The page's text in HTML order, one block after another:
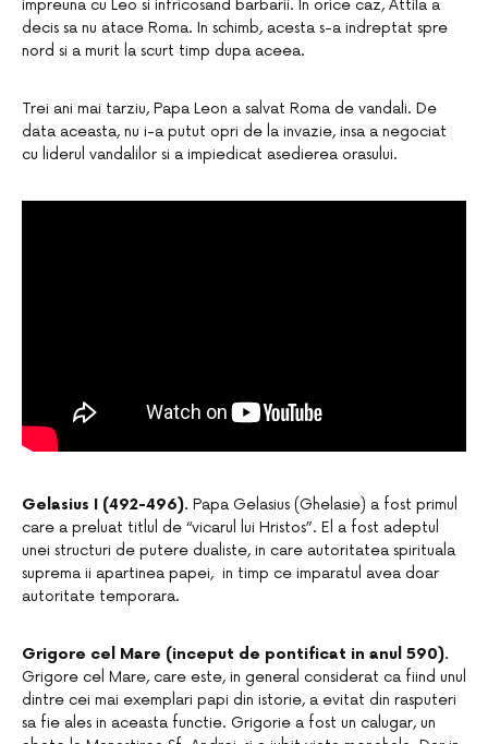
impreuna cu Leo si infricosand barbarii. In orice caz, Attila a
decis sa nu atace Roma. In schimb, acesta s-a indreptat spre
nord si a murit la scurt timp dupa aceea.
Trei ani mai tarziu, Papa Leon a salvat Roma de vandali. De
data aceasta, nu i-a putut opri de la invazie, insa a negociat
cu liderul vandalilor si a impiedicat asedierea orasului.
Gelasius I (492-496). Papa Gelasius (Ghelasie) a fost primul
care a preluat titlul de “vicarul lui Hristos”. El a fost adeptul
unei structuri de putere dualiste, in care autoritatea spirituala
suprema ii apartinea papei, in timp ce imparatul avea doar
autoritate temporara.
Grigore cel Mare (inceput de pontificat in anul 590).
Grigore cel Mare, care este, in general considerat ca fiind unul
dintre cei mai exemplari papi din istorie, a evitat din rasputeri
sa fie ales in aceasta functie. Grigorie a fost un calugar, un